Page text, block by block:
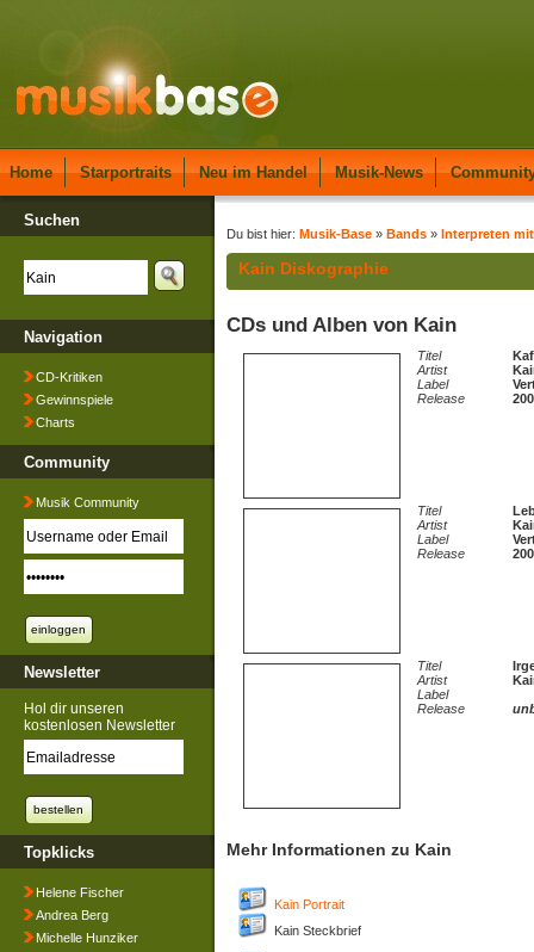
Home Starportraits Neu im Handel Musik-News
Suchen
Navigation
CD-Kritiken
Gewinnspiele
Charts
Community
Musik Community
Newsletter
Hol dir unseren
kostenlosen Newsletter
Topklicks
Helene Fischer
Andrea Berg
Michelle Hunziker
Du bist hier: Musik-Base » Bands » Interpreten
Kain Diskographie
CDs und Alben von Kain
Titel
Artist
Label
Release
Titel
Artist
Label
Release
Titel
Artist
Label
Release
Mehr Informationen zu Kain
Kain Portrait
Kain Steckbrief